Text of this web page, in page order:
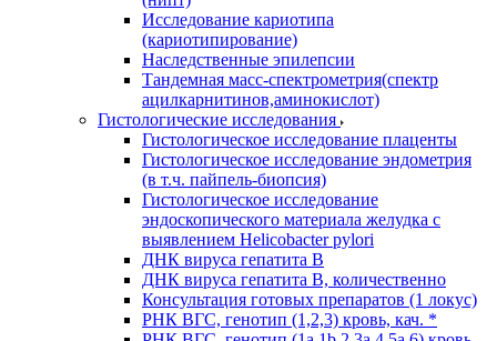
Исследование кариотипа
(кариотипирование)
Наследственные эпилепсии
Тандемная масс-спектрометрия(спектр
ацилкарнитинов,аминокислот)
Гистологические исследования
Гистологическое исследование плаценты
Гистологическое исследование эндометрия
(в т.ч. пайпель-биопсия)
Гистологическое исследование
эндоскопического материала желудка с
выявлением Helicobacter pylori
ДНК вируса гепатита B
ДНК вируса гепатита B, количественно
Консультация готовых препаратов (1 локус)
РНК ВГC, генотип (1,2,3) кровь, кач. *